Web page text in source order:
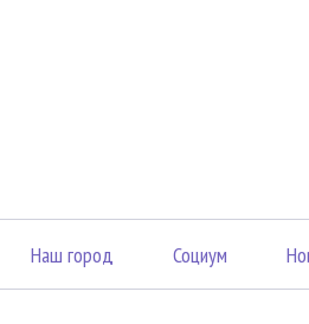
Наш город Социум